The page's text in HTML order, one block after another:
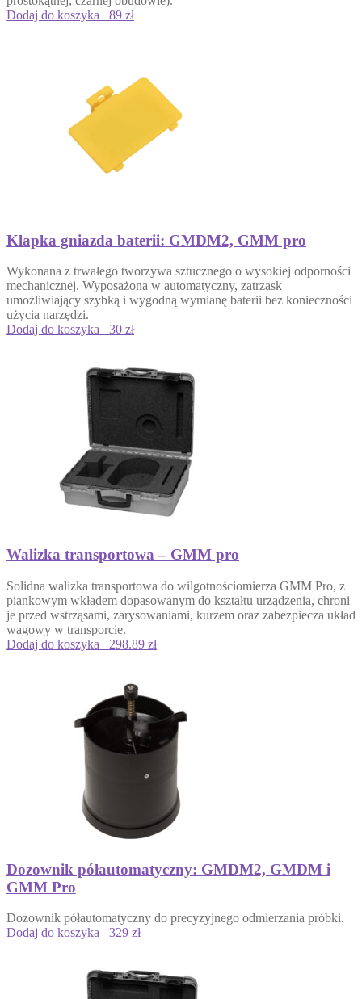
Dodaj do koszyka
89 zł
Klapka gniazda baterii: GMDM2, GMM pro
Wykonana z trwałego tworzywa sztucznego o wysokiej odporności
mechanicznej. Wyposażona w automatyczny, zatrzask
umożliwiający szybką i wygodną wymianę baterii bez konieczności
użycia narzędzi.
Dodaj do koszyka
30 zł
Walizka transportowa – GMM pro
Solidna walizka transportowa do wilgotnościomierza GMM Pro, z
piankowym wkładem dopasowanym do kształtu urządzenia, chroni
je przed wstrząsami, zarysowaniami, kurzem oraz zabezpiecza układ
wagowy w transporcie.
Dodaj do koszyka
298.89 zł
Dozownik półautomatyczny: GMDM2, GMDM i
GMM Pro
Dozownik półautomatyczny do precyzyjnego odmierzania próbki.
Dodaj do koszyka
329 zł